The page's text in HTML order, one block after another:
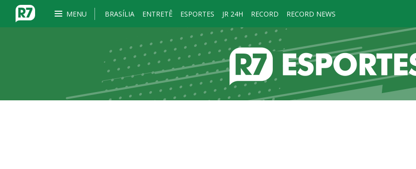
MENU BRASÍLIA ENTRETÊ ESPORTES JR 24H RECORD RECORD NEWS